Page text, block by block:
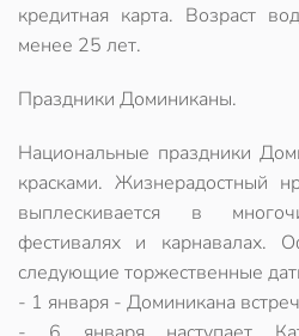
кредитная карта. Возраст
менее 25 лет.
Праздники Доминиканы.
Национальные праздники
красками. Жизнерадостный
выплескивается в
фестивалях и карнавалах.
следующие торжественные
- 1 января - Доминикана